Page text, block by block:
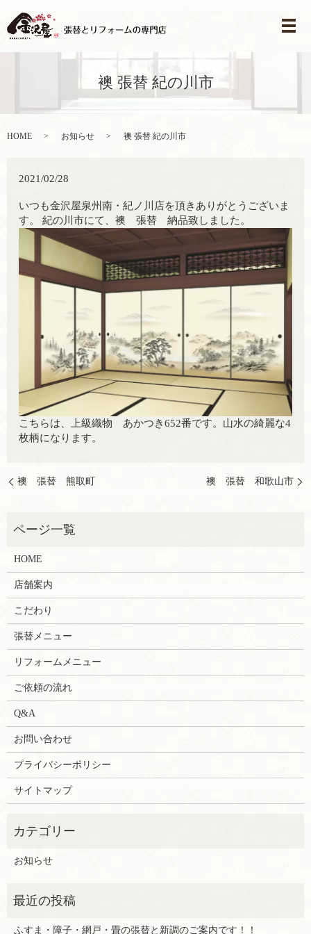
メ
襖 張替 紀の川市
HOME お知らせ 襖 張替 紀の川市
2021/02/28
いつも金沢屋泉州南・紀ノ川店を頂きありがとうございま
す。 紀の川市にて、襖 張替 納品致しました。
こちらは、上級織物 あかつき652番です。山水の綺麗な4
枚柄になります。
襖 張替 熊取町 襖 張替 和歌山市
HOME
店舗案内
こだわり
張替メニュー
リフォームメニュー
ご依頼の流れ
Q&A
お問い合わせ
プライバシーポリシー
サイトマップ
お知らせ
ふすま・障子・網戸・畳の張替と新調のご案内です！！